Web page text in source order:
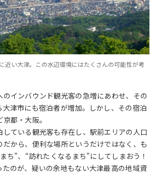
近い大津。この水辺環境にはたくさんの可能性が考
のインバウンド観光客の急増にあわせ、その
大津市にも宿泊者が増加。しかし、その宿泊
都・大阪。
している観光客も存在し、駅前エリアの人口
だから、便利な場所というだけではなく、も
ち”、“訪れたくなるまち”にしてしまおう！
たのが、疑いの余地もない大津最高の地域資